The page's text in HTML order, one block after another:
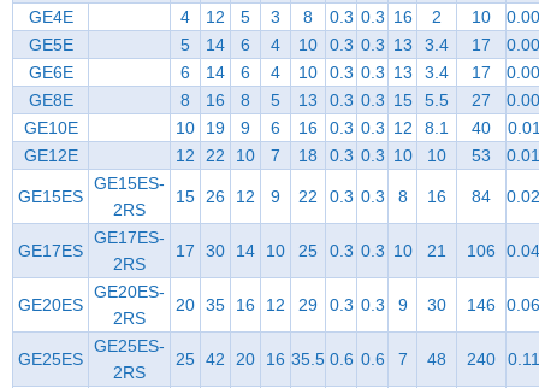
GE4E
4 12 5 3 8 0.3 0.3 16 2 10
GE5E
5 14 6 4 10 0.3 0.3 13 3.4 17
GE6E
6 14 6 4 10 0.3 0.3 13 3.4 17
GE8E
8 16 8 5 13 0.3 0.3 15 5.5 27
GE10E
10 19 9 6 16 0.3 0.3 12 8.1 40
GE12E
12 22 10 7 18 0.3 0.3 10 10 53
GE15ES
GE15ES-
2RS
15 26 12 9 22 0.3 0.3 8 16 84
GE17ES
GE17ES-
2RS
17 30 14 10 25 0.3 0.3 10 21 106
GE20ES
GE20ES-
2RS
20 35 16 12 29 0.3 0.3 9 30 146
GE25ES
GE25ES-
2RS
25 42 20 16 35.5 0.6 0.6 7 48 240